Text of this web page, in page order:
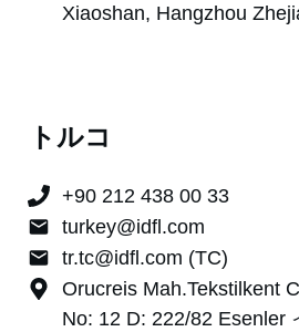
Xiaoshan, Hangzhou
トルコ
+90 212 438 00 33
turkey@idfl.com
tr.tc@idfl.com (TC)
Orucreis Mah.Tekstilkent
No: 12 D: 222/82 Esenler